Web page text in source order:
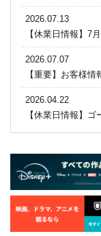
2026.07.13
【休業日情報】7
2026.07.07
【重要】お客様
2026.04.22
【休業日情報】